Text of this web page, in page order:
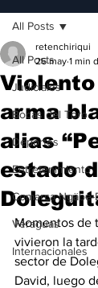
All Posts
Judiciales
Bocas del Toro
Deportes
Entretenimiento
Comarca
Veraguas
Internacionales
All Posts
arma
alias
estado
retenchiriqui
26 may 1 min
Momentos de
vivieron la
sector de
David, luego